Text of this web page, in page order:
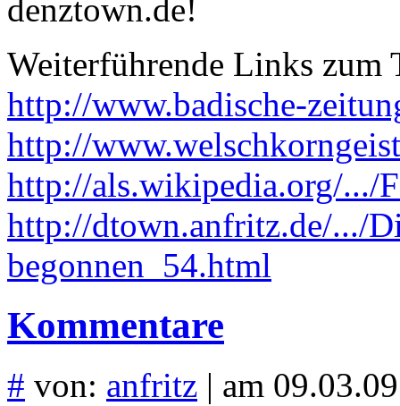
denztown.de!
Weiterführende Links zum
http://www.badische-
http://
http://als.wikipedia.org/.../
http://dtown.anfritz.de/.../
begonnen_54.html
Kommentare
# von: anfritz | am